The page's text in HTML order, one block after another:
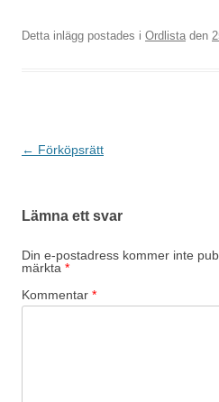
Detta inlägg postades i Ordlista den
Inläggsnavigering
← Förköpsrätt
Lämna ett svar
Din e-postadress kommer inte
märkta *
Kommentar *